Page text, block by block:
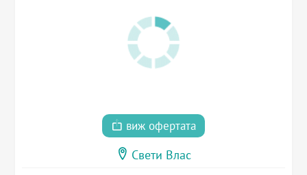
виж офертата
Свети Влас